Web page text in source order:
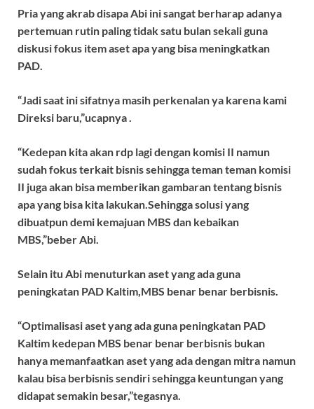
Pria yang akrab disapa Abi ini sangat berharap adanya
pertemuan rutin paling tidak satu bulan sekali guna
diskusi fokus item aset apa yang bisa meningkatkan
PAD.
“Jadi saat ini sifatnya masih perkenalan ya karena kami
Direksi baru,”ucapnya .
“Kedepan kita akan rdp lagi dengan komisi II namun
sudah fokus terkait bisnis sehingga teman teman komisi
II juga akan bisa memberikan gambaran tentang bisnis
apa yang bisa kita lakukan.Sehingga solusi yang
dibuatpun demi kemajuan MBS dan kebaikan
MBS,”beber Abi.
Selain itu Abi menuturkan aset yang ada guna
peningkatan PAD Kaltim,MBS benar benar berbisnis.
“Optimalisasi aset yang ada guna peningkatan PAD
Kaltim kedepan MBS benar benar berbisnis bukan
hanya memanfaatkan aset yang ada dengan mitra namun
kalau bisa berbisnis sendiri sehingga keuntungan yang
didapat semakin besar,”tegasnya.